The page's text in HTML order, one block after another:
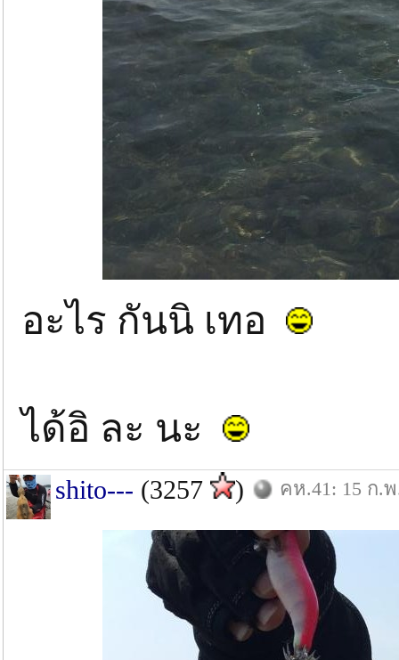
อะไร กันนิ เทอ
ได้อิ ละ นะ
shito--- (3257 ) คห.41: 15 ก.